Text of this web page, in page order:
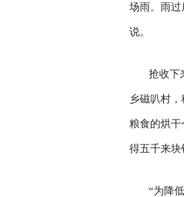
场雨。雨过
说。
抢收下
乡磁叭村
粮食的烘干
得五千来块
“为降